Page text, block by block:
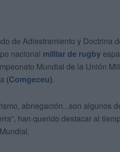
de Adiestramiento y Doctrina
nacional militar de rugby
Mundial de la Unión
(Comgeceu).
abnegación...son algunos
han querido destacar al